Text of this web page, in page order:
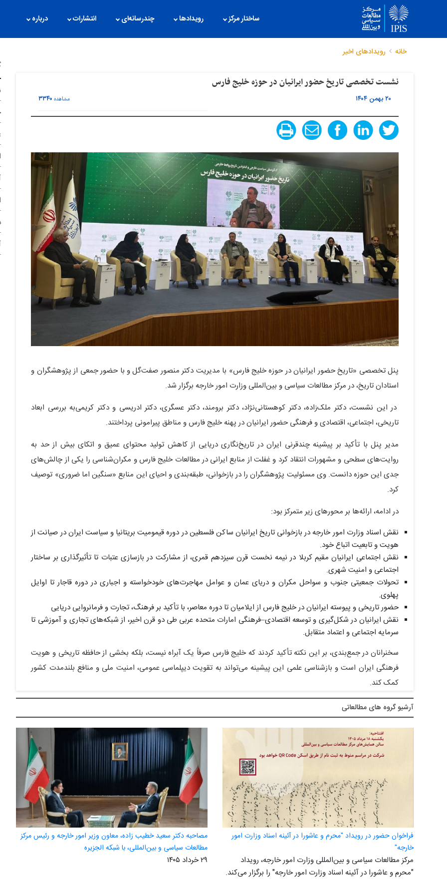
ساختار مرکز رویدادها چندرسانه‌ای انتشارات درباره
خانه رویدادهای اخیر
نشست تخصصی تاریخ حضور ایرانیان در حوزه خلیج فارس
۲۰ بهمن ۱۴۰۴ مشاهده ۳۳۴۰
پنل تخصصی «تاریخ حضور ایرانیان در حوزه خلیج فارس» با مدیریت دکتر منصور صفت‌گل و با حضور جمعی از پژوهشگران و
استادان تاریخ، در مرکز مطالعات سیاسی و بین‌المللی وزارت امور خارجه برگزار شد.
در این نشست، دکتر ملک‌زاده، دکتر کوهستانی‌نژاد، دکتر برومند، دکتر عسگری، دکتر ادریسی و دکتر کریمی‌به بررسی ابعاد
تاریخی، اجتماعی، اقتصادی و فرهنگی حضور ایرانیان در پهنه خلیج فارس و مناطق پیرامونی پرداختند.
مدیر پنل با تأکید بر پیشینه چندقرنی ایران در تاریخ‌نگاری دریایی از کاهش تولید محتوای عمیق و اتکای بیش از حد به
روایت‌های سطحی و مشهورات انتقاد کرد و غفلت از منابع ایرانی در مطالعات خلیج فارس و مکران‌شناسی را یکی از چالش‌های
جدی این حوزه دانست. وی مسئولیت پژوهشگران را در بازخوانی، طبقه‌بندی و احیای این منابع «سنگین اما ضروری» توصیف
کرد.
در ادامه، ارائه‌ها بر محورهای زیر متمرکز بود:
نقش اسناد وزارت امور خارجه در بازخوانی تاریخ ایرانیان ساکن فلسطین در دوره قیمومیت بریتانیا و سیاست ایران در صیانت از
هویت و تابعیت اتباع خود.
نقش اجتماعی ایرانیان مقیم کربلا در نیمه نخست قرن سیزدهم قمری، از مشارکت در بازسازی عتبات تا تأثیرگذاری بر ساختار
اجتماعی و امنیت شهری.
تحولات جمعیتی جنوب و سواحل مکران و دریای عمان و عوامل مهاجرت‌های خودخواسته و اجباری در دوره قاجار تا اوایل
پهلوی.
حضور تاریخی و پیوسته ایرانیان در خلیج فارس از ایلامیان تا دوره معاصر، با تأکید بر فرهنگ، تجارت و فرمانروایی دریایی
نقش ایرانیان در شکل‌گیری و توسعه اقتصادی–فرهنگی امارات متحده عربی طی دو قرن اخیر، از شبکه‌های تجاری و آموزشی تا
سرمایه اجتماعی و اعتماد متقابل.
سخنرانان در جمع‌بندی، بر این نکته تأکید کردند که خلیج فارس صرفاً یک آبراه نیست، بلکه بخشی از حافظه تاریخی و هویت
فرهنگی ایران است و بازشناسی علمی این پیشینه می‌تواند به تقویت دیپلماسی عمومی، امنیت ملی و منافع بلندمدت کشور
کمک کند.
آرشيو گروه های مطالعاتی
فراخوان حضور در رویداد "محرم و عاشورا در آئینه اسناد وزارت امور
خارجه"
مرکز مطالعات سیاسی و بین‌المللی وزارت امور خارجه، رویداد
"محرم و عاشورا در آئینه اسناد وزارت امور خارجه" را برگزار می‌کند.
مصاحبه دکتر سعید خطیب زاده، معاون وزیر امور خارجه و رئیس مرکز
مطالعات سیاسی و بین‌المللی، با شبکه الجزیره
۲۹ خرداد ۱۴۰۵